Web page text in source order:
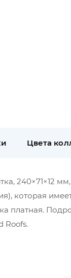
Цвета
240×71×12
которая
платная.
Roofs.